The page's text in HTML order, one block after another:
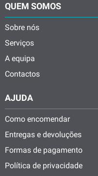
QUEM SOMOS
Sobre nós
Serviços
A equipa
Contactos
AJUDA
Como encomendar
Entregas e devoluções
Formas de pagamento
Política de privacidade